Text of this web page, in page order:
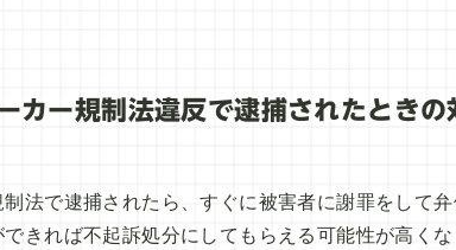
カー規制法違反で逮捕されたときの
法で逮捕されたら、すぐに被害者に謝罪をして
きれば不起訴処分にしてもらえる可能性が高くな